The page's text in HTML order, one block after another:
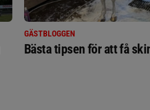
GÄSTBLOGGEN
Bästa tipsen för att få